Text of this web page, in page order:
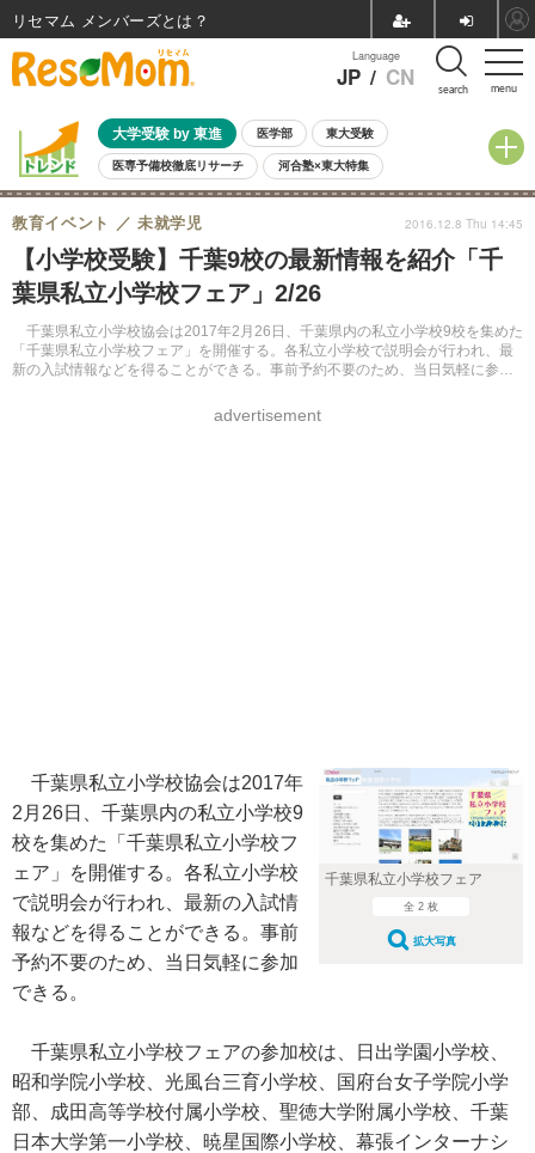
menu
Language
JP / CN search
大学受験 by 東進 医学部 東大受験
医専予備校徹底リサーチ 河合塾×東大特集
親子で考える大学選び 高校受験 中学受験 小学校受験
共通テスト 夏休み 8月開催学校説明会・相談会
8月開催イベント・WS 全国公立高校 過去問 人気記事
自由研究教材（小学生向け） 自由研究教材（中学生向け）
【小学校受験】千葉9校の最新情報を紹介「千
葉県私立小学校フェア」2/26
千葉県私立小学校協会は2017年2月26日、千葉県内の私立小学校9校を集めた
「千葉県私立小学校フェア」を開催する。各私立小学校で説明会が行われ、最
新の入試情報などを得ることができる。事前予約不要のため、当日気軽に参加
教育イベント 未就学児
advertisement
2016.12.8 Thu 14:45
千葉県私立小学校フェア
全 2 枚
拡大写真
千葉県私立小学校協会は2017年
2月26日、千葉県内の私立小学校9
校を集めた「千葉県私立小学校フ
ェア」を開催する。各私立小学校
で説明会が行われ、最新の入試情
報などを得ることができる。事前
予約不要のため、当日気軽に参加
できる。
千葉県私立小学校フェアの参加校は、日出学園小学校、
昭和学院小学校、光風台三育小学校、国府台女子学院小学
部、成田高等学校付属小学校、聖徳大学附属小学校、千葉
日本大学第一小学校、暁星国際小学校、幕張インターナシ
リセマム メンバーズ